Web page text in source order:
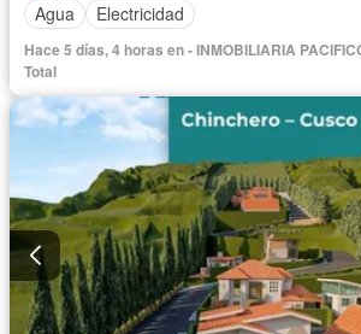
Agua
Electricidad
Hace 5 días, 4 horas en - INMOBILIARIA
Total